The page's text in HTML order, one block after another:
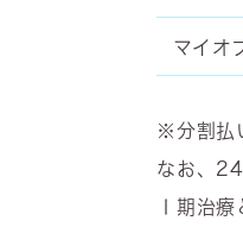
マイオ
※分割払
なお、
Ⅰ期治療